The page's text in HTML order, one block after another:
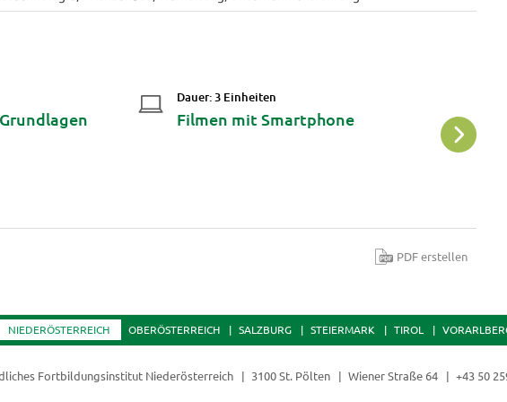
Dauer: 3 Einheiten
Filmen mit Smartphone
PDF erstellen
NIEDERÖSTERREICH OBERÖSTERREICH SALZBURG STEIERMARK TIROL
Fortbildungsinstitut Niederösterreich 3100 St. Pölten Wiener Straße 64 +43 50